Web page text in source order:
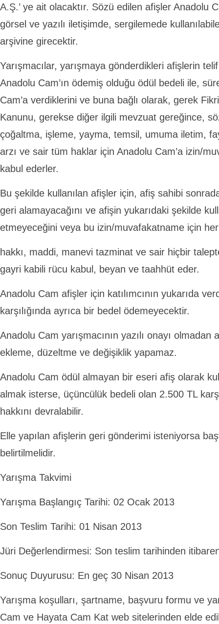
A.Ş.’ ye ait olacaktır. Sözü edilen afişler Anadolu
görsel ve yazılı iletişimde, sergilemede
arşivine girecektir.
Yarışmacılar, yarışmaya gönderdikleri afişlerin
Anadolu Cam’ın ödemiş olduğu ödül bedeli ile,
Cam’a verdiklerini ve buna bağlı olarak, gerek
Kanunu, gerekse diğer ilgili mevzuat gereğince,
çoğaltma, işleme, yayma, temsil, umuma iletim,
arzı ve sair tüm haklar için Anadolu Cam’a izin/
kabul ederler.
Bu şekilde kullanılan afişler için, afiş sahibi
geri alamayacağını ve afişin yukarıdaki şekilde
etmeyeceğini veya bu izin/muvafakatname için
hakkı, maddi, manevi tazminat ve sair hiçbir
gayri kabili rücu kabul, beyan ve taahhüt eder.
Anadolu Cam afişler için katılımcının yukarıda
karşılığında ayrıca bir bedel ödemeyecektir.
Anadolu Cam yarışmacının yazılı onayı olmadan
ekleme, düzeltme ve değişiklik yapamaz.
Anadolu Cam ödül almayan bir eseri afiş olarak
almak isterse, üçüncülük bedeli olan 2.500 TL
hakkını devralabilir.
Elle yapılan afişlerin geri gönderimi isteniyorsa
belirtilmelidir.
Yarışma Takvimi
Yarışma Başlangıç Tarihi: 02 Ocak 2013
Son Teslim Tarihi: 01 Nisan 2013
Jüri Değerlendirmesi: Son teslim tarihinden
Sonuç Duyurusu: En geç 30 Nisan 2013
Yarışma koşulları, şartname, başvuru formu ve
Cam ve Hayata Cam Kat web sitelerinden elde